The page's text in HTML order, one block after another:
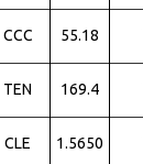
CCC 55.18
TEN 169.4
CLE 1.5650